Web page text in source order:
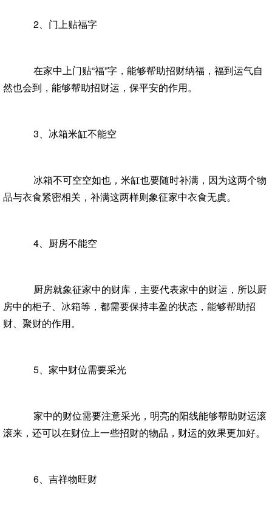
2、门上贴福字
在家中上门贴“福”字，能够帮助招财纳福，福到运气自
然也会到，能够帮助招财运，保平安的作用。
3、冰箱米缸不能空
冰箱不可空空如也，米缸也要随时补满，因为这两个物
品与衣食紧密相关，补满这两样则象征家中衣食无虞。
4、厨房不能空
厨房就象征家中的财库，主要代表家中的财运，所以厨
房中的柜子、冰箱等，都需要保持丰盈的状态，能够帮助招
财、聚财的作用。
5、家中财位需要采光
家中的财位需要注意采光，明亮的阳线能够帮助财运滚
滚来，还可以在财位上一些招财的物品，财运的效果更加好。
6、吉祥物旺财